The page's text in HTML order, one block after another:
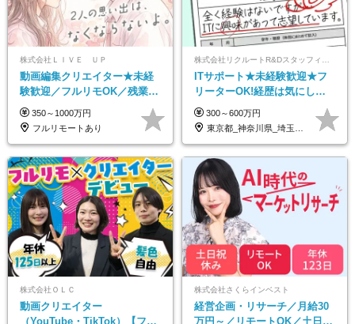
株式会社ＬＩＶＥ ＵＰ
動画編集クリエイター★未経
験歓迎／フルリモOK／残業な
し／年間休日125日／髪・服・
ネイル自由／研修充実で安心
350～1000万円
フルリモートあり
ITサポート★未経験歓迎★フ
リーターOK!経歴は気にしな
くて大丈夫★超大手リクルー
トグループの正社員/sg
300～600万円
東京都_神奈川県_埼玉県_千葉県_大阪府…
株式会社ＯＬＣ
動画クリエイター
（YouTube・TikTok）【フレ
株式会社さくらインベスト
経営企画・リサーチ／月給30
万円～／リモートOK／土日祝